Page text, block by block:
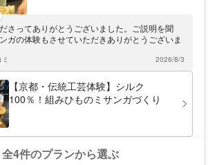
おみやげや記念品にピッタリの一品を作れま
すよ。
さってありがとうございました。ご説明を聞
ガの体験もさせていただきありがとうございま
2026/8/3
【京都・伝統工芸体験】シルク
100％！組みひものミサンガづくり
全4件のプランから選ぶ